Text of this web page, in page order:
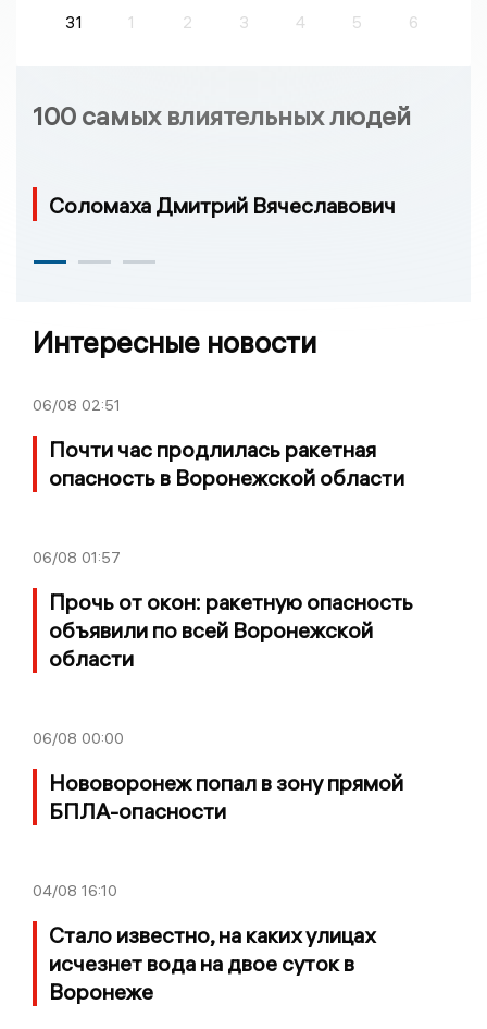
31
1 2 3 4 5 6
100 самых влиятельных людей
Соломаха Дмитрий Вячеславович
Интересные новости
06/08 02:51
Почти час продлилась ракетная
опасность в Воронежской области
06/08 01:57
Прочь от окон: ракетную опасность
объявили по всей Воронежской
области
06/08 00:00
Нововоронеж попал в зону прямой
БПЛА-опасности
04/08 16:10
Стало известно, на каких улицах
исчезнет вода на двое суток в
Воронеже